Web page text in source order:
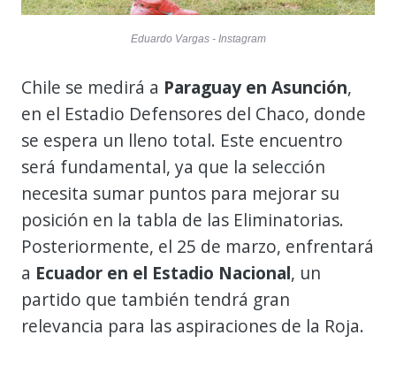
Eduardo Vargas - Instagram
Chile se medirá a Paraguay en Asunción,
en el Estadio Defensores del Chaco, donde
se espera un lleno total. Este encuentro
será fundamental, ya que la selección
necesita sumar puntos para mejorar su
posición en la tabla de las Eliminatorias.
Posteriormente, el 25 de marzo, enfrentará
a Ecuador en el Estadio Nacional, un
partido que también tendrá gran
relevancia para las aspiraciones de la Roja.